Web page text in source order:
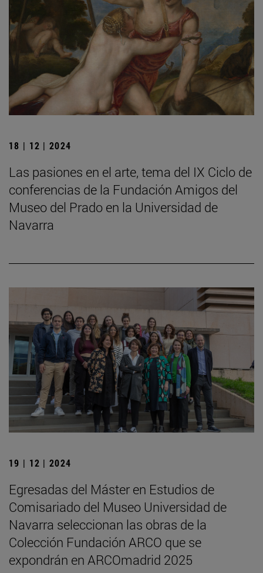
18 | 12 | 2024
Las pasiones en el arte, tema del IX Ciclo de
conferencias de la Fundación Amigos del
Museo del Prado en la Universidad de
Navarra
19 | 12 | 2024
Egresadas del Máster en Estudios de
Comisariado del Museo Universidad de
Navarra seleccionan las obras de la
Colección Fundación ARCO que se
expondrán en ARCOmadrid 2025